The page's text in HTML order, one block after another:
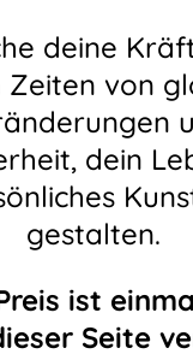
deine
Zeiten von
dein
gestalten.
ist
Seite